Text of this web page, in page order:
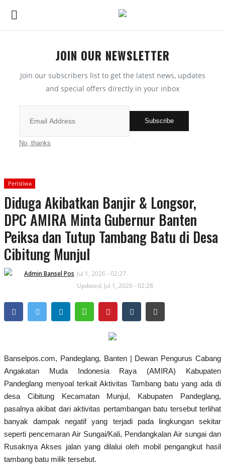
Kode Etik Jurnalistik
Budaya
Kontak
Opini
Kecamatan
Redaksi
Presiden dan Wakil Presiden RI
Pemerintah Privinsi
Kota
Nasional
Kabupaten
JOIN OUR NEWSLETTER
Join our subscribers list to get the latest news, updates
and special offers directly in your inbox
Subscribe
No, thanks
Peristiwa
Diduga Akibatkan Banjir & Longsor,
DPC AMIRA Minta Gubernur Banten
Peiksa dan Tutup Tambang Batu di Desa
Cibitung Munjul
Admin Bansel Pos Jul 1, 2026 - 02:27
Updated: Jul 1, 2026 - 02:28
Banselpos.com, Pandeglang, Banten | Dewan Pengurus Cabang
Angakatan Muda Indonesia Raya (AMIRA) Kabupaten
Pandeglang menyoal terkait Aktivitas Tambang batu yang ada di
desa Cibitung Kecamatan Munjul, Kabupaten Pandeglang,
pasalnya akibat dari aktivitas pertambangan batu tersebut terlihat
banyak dampak negatif yang terjadi pada lingkungan sekitar
seperti pencemaran Air Sungai/Kali, Pendangkalan Air sungai dan
Rusaknya Akses jalan yang dilalui oleh mobil pengangkut hasil
tambang batu milik tersebut.